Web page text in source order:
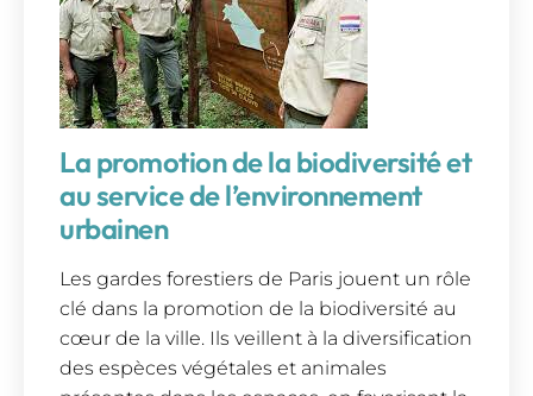
La promotion de la biodiversité et
au service de l’environnement
urbainen
Les gardes forestiers de Paris jouent un rôle
clé dans la promotion de la biodiversité au
cœur de la ville. Ils veillent à la diversification
des espèces végétales et animales